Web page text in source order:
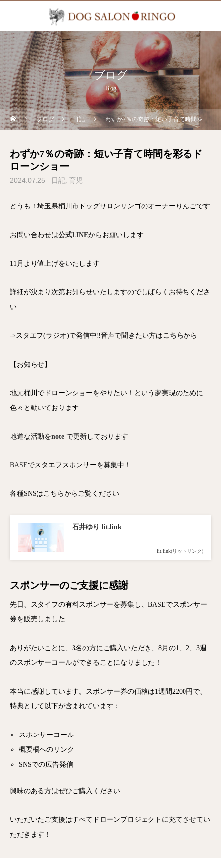
ブログ
Blog
ブログ 日記 わずか7％の奇跡：短い子育て時間を彩るドローンショー
わずか7％の奇跡：短い子育て時間を彩るド
ローンショー
2024.07.25 日記 育児
どうも！埼玉県桶川市ドッグサロンリンゴのオーナーりんごです
お問い合わせは公式LINEからお願いします！
11月より値上げをいたします
詳細が決まり次第お知らせいたしますのでしばらくお待ちくださ
い
➾スタエフ(ラジオ)で発信中‼音声で聞きたい方はこちらから
【お知らせ】
地元桶川でドローンショーをやりたい！という夢実現のために
色々と動いております
地道な活動をnote で更新しております
BASEでスタエフスポンサーを募集中！
各種SNSはこちらからご覧ください
石井ゆり lit.link
lit.link(リットリンク)
スポンサーのご支援に感謝
先日、スタイフの有料スポンサーを募集し、BASEでスポンサー
券を販売しました
ありがたいことに、3名の方にご購入いただき、8月の1、2、3週
のスポンサーコールができることになりました！
本当に感謝しています。スポンサー券の価格は1週間2200円で、
特典として以下が含まれています：
スポンサーコール
概要欄へのリンク
SNSでの広告発信
興味のある方はぜひご購入ください
いただいたご支援はすべてドローンプロジェクトに充てさせてい
ただきます！